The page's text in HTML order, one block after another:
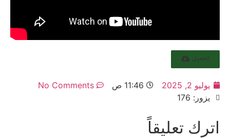
تحميل
يوليو 2, 2025 11:46 ص
No Comments
يزور: 176
اترك تعليقاً